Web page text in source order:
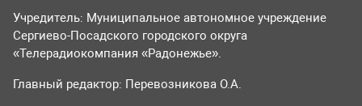
Учредитель: Муниципальное автономное учреждение
Сергиево-Посадского городского округа
«Телерадиокомпания «Радонежье».
Главный редактор: Перевозникова О.А.